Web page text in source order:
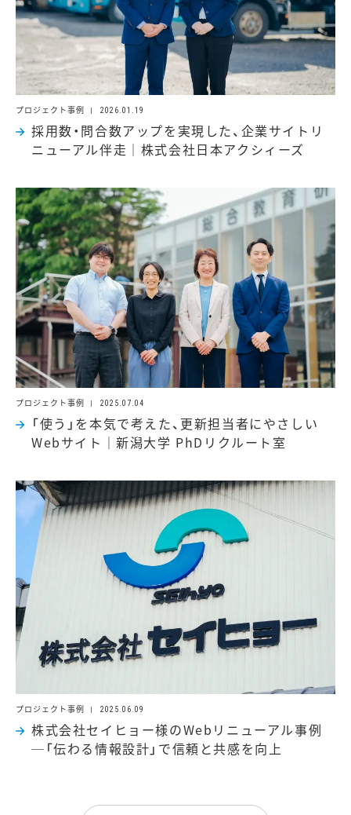
プロジェクト事例 2026.01.19
採用数・問合数アップを実現した、企業サイトリ
ニューアル伴走｜株式会社日本アクシィーズ
プロジェクト事例 2025.07.04
「使う」を本気で考えた、更新担当者にやさしい
Webサイト｜新潟大学 PhDリクルート室
プロジェクト事例 2025.06.09
株式会社セイヒョー様のWebリニューアル事例
─「伝わる情報設計」で信頼と共感を向上